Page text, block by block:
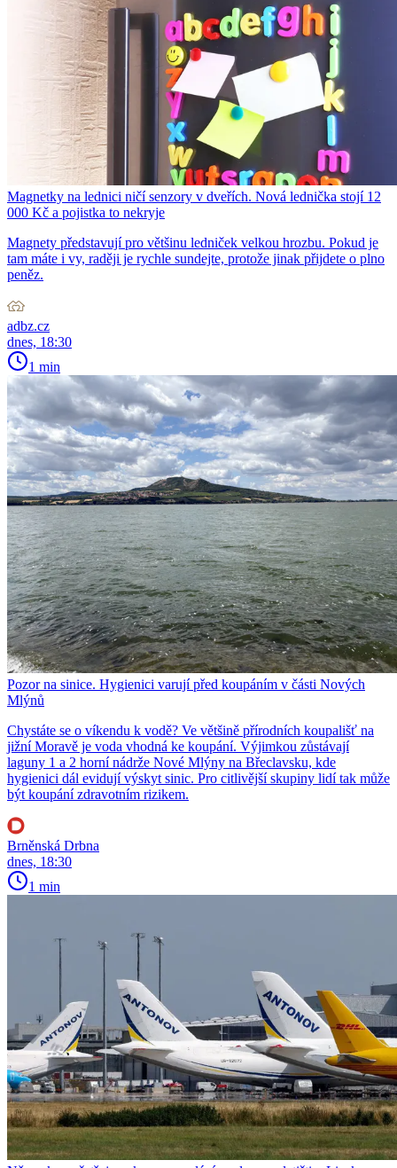
Magnetky na lednici ničí senzory v dveřích. Nová lednička stojí 12
000 Kč a pojistka to nekryje
Magnety představují pro většinu ledniček velkou hrozbu. Pokud je
tam máte i vy, raději je rychle sundejte, protože jinak přijdete o plno
peněz.
adbz.cz
dnes, 18:30
1 min
Pozor na sinice. Hygienici varují před koupáním v části Nových
Mlýnů
Chystáte se o víkendu k vodě? Ve většině přírodních koupališť na
jižní Moravě je voda vhodná ke koupání. Výjimkou zůstávají
laguny 1 a 2 horní nádrže Nové Mlýny na Břeclavsku, kde
hygienici dál evidují výskyt sinic. Pro citlivější skupiny lidí tak může
být koupání zdravotním rizikem.
Brněnská Drbna
dnes, 18:30
1 min